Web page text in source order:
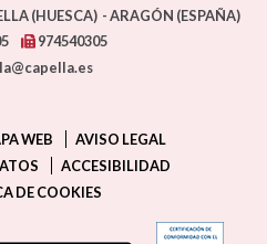
(HUESCA) - ARAGÓN (ESPAÑA)
974540305
WEB
AVISO LEGAL
ACCESIBILIDAD
DE COOKIES